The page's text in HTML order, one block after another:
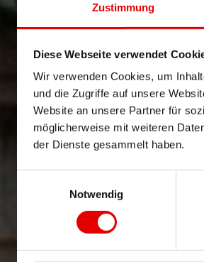
Zustimmung
Diese Webseite verwendet
Wir verwenden Cookies, um
und die Zugriffe auf unsere
Website an unsere Partner für
möglicherweise mit weiteren
der Dienste gesammelt haben.
Notwendig
Limitierte